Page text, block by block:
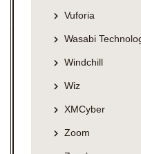
Vuforia
Wasabi
Windchill
Wiz
XMCyber
Zoom